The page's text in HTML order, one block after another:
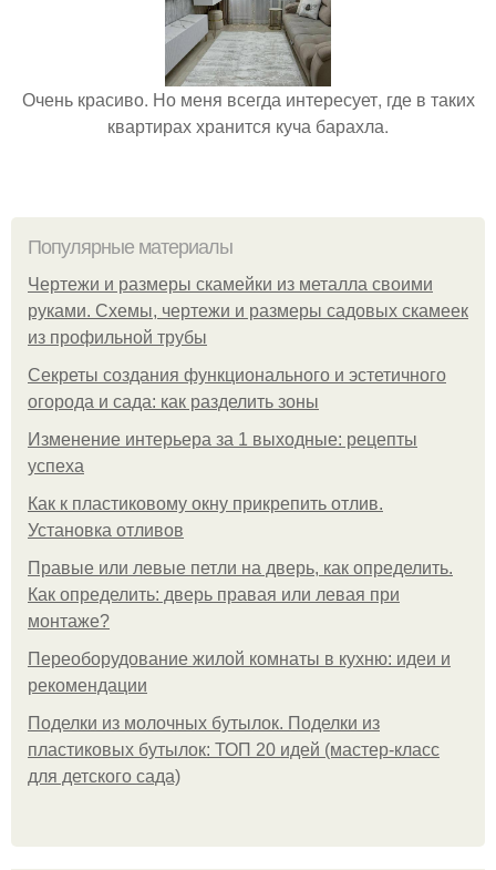
Очень красиво. Но меня всегда интересует, где в таких
квартирах хранится куча барахла.
Популярные материалы
Чертежи и размеры скамейки из металла своими
руками. Схемы, чертежи и размеры садовых скамеек
из профильной трубы
Секреты создания функционального и эстетичного
огорода и сада: как разделить зоны
Изменение интерьера за 1 выходные: рецепты
успеха
Как к пластиковому окну прикрепить отлив.
Установка отливов
Правые или левые петли на дверь, как определить.
Как определить: дверь правая или левая при
монтаже?
Переоборудование жилой комнаты в кухню: идеи и
рекомендации
Поделки из молочных бутылок. Поделки из
пластиковых бутылок: ТОП 20 идей (мастер-класс
для детского сада)